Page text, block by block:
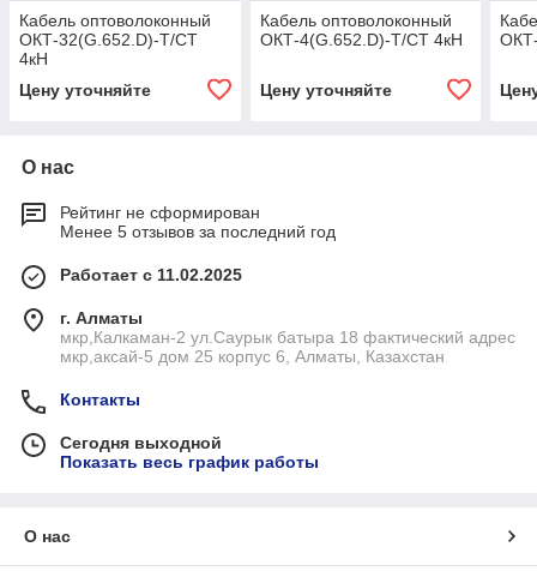
Кабель оптоволоконный
ОКТ-32(G.652.D)-Т/СТ
4кН
Цену уточняйте
Кабель оптоволоконный
ОКТ-4(G.652.D)-Т/СТ 4кН
Цену уточняйте
О нас
Рейтинг не сформирован
Менее 5 отзывов за последний год
Работает с 11.02.2025
г. Алматы
мкр,Калкаман-2 ул.Саурык батыра 18 фактический адрес
мкр,аксай-5 дом 25 корпус 6, Алматы, Казахстан
Контакты
Сегодня выходной
Показать весь график работы
О нас